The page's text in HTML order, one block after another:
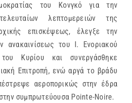
του Κονγκό για την
λεπτομερειών της
επισκέψεως, έλεγξε την
ανακαινίσεως του Ι. Ενοριακού
Κυρίου και συνεργάσθηκε
Επιτροπή, ενώ αργά το βράδυ
αεροπορικώς στην έδρα
συμπρωτεύουσα Pointe-Noire.